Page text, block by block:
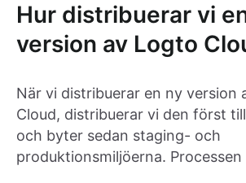
Hur distribuerar vi
version av Logto
När vi distribuerar en ny version
Cloud, distribuerar vi den först
och byter sedan staging- och
produktionsmiljöerna.